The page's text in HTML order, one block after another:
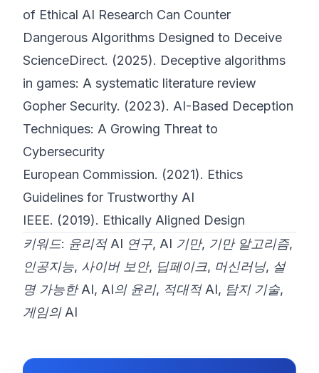
of Ethical AI Research Can Counter
Dangerous Algorithms Designed to Deceive
ScienceDirect. (2025). Deceptive algorithms
in games: A systematic literature review
Gopher Security. (2023). AI-Based Deception
Techniques: A Growing Threat to
Cybersecurity
European Commission. (2021). Ethics
Guidelines for Trustworthy AI
IEEE. (2019). Ethically Aligned Design
키워드: 윤리적 AI 연구, AI 기만, 기만 알고리즘,
인공지능, 사이버 보안, 딥페이크, 머신러닝, 설
명 가능한 AI, AI의 윤리, 적대적 AI, 탐지 기술,
게임의 AI